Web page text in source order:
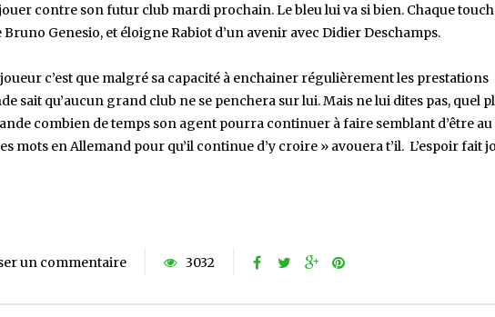
contre son futur club mardi prochain. Le bleu lui va si bien. Chaque
Bruno Genesio, et éloigne Rabiot d’un avenir avec Didier Deschamps.
c’est que malgré sa capacité à enchainer régulièrement les prestations
sait qu’aucun grand club ne se penchera sur lui. Mais ne lui dites pas, quel
combien de temps son agent pourra continuer à faire semblant d’être au
mots en Allemand pour qu’il continue d’y croire » avouera t’il. L’espoir fait
un commentaire 3032